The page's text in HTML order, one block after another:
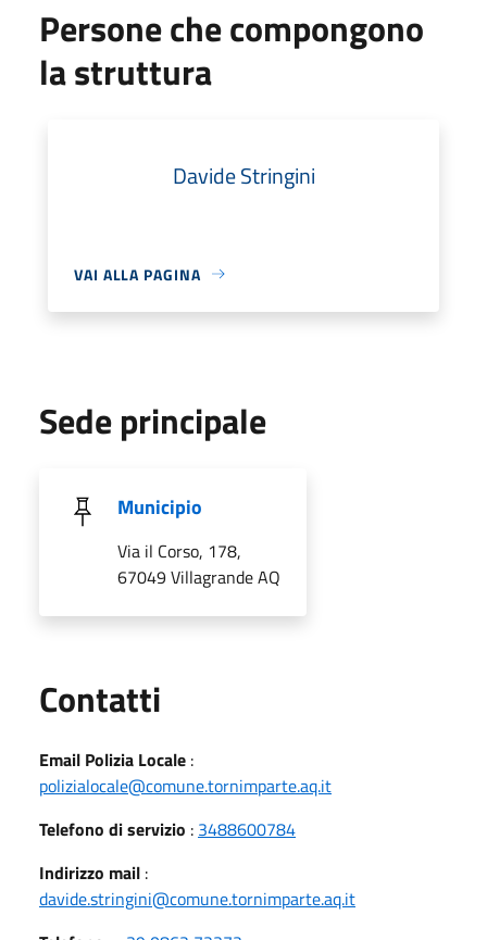
Persone che compongono
la struttura
Davide Stringini
VAI ALLA PAGINA
Sede principale
Municipio
Via il Corso, 178,
67049 Villagrande AQ
Contatti
Email Polizia Locale :
polizialocale@comune.tornimparte.aq.it
Telefono di servizio : 3488600784
Indirizzo mail :
davide.stringini@comune.tornimparte.aq.it